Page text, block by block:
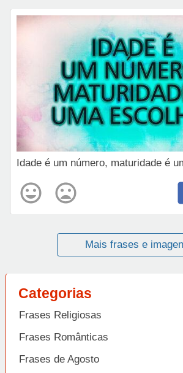
Idade é um número, maturidade é
Mais frases e
Categorias
Frases Religiosas
Frases Românticas
Frases de Agosto